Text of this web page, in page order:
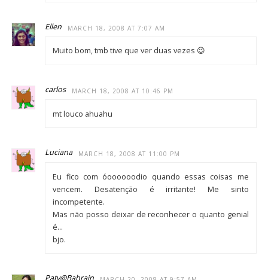
Ellen MARCH 18, 2008 AT 7:07 AM
Muito bom, tmb tive que ver duas vezes 😉
carlos MARCH 18, 2008 AT 10:46 PM
mt louco ahuahu
Luciana MARCH 18, 2008 AT 11:00 PM
Eu fico com óoooooodio quando essas coisas me
vencem. Desatenção é irritante! Me sinto
incompetente.
Mas não posso deixar de reconhecer o quanto genial
é…
bjo.